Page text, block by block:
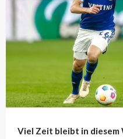
Viel Zeit bleibt in diesem